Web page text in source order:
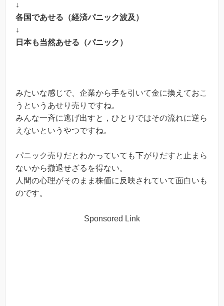
↓
各国であせる（経済パニック波及）
↓
日本も当然あせる（パニック）
みたいな感じで、企業から手を引いて金に換えておこ
うというあせり売りですね。
みんな一斉に逃げ出すと，ひとりではその流れに逆ら
えないというやつですね。
パニック売りだとわかっていても下がりだすと止まら
ないから撤退せざるを得ない。
人間の心理がそのまま株価に反映されていて面白いも
のです。
Sponsored Link